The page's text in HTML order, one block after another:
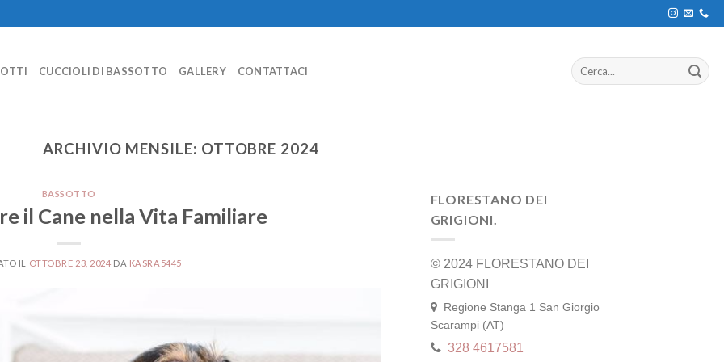
CUCCIOLI DI BASSOTTO GALLERY CONTATTACI
ARCHIVIO MENSILE: OTTOBRE 2024
BASSOTTO
il Cane nella Vita Familiare
IL OTTOBRE 23, 2024 DA KASRA5445
FLORESTANO DEI
GRIGIONI.
© 2024 FLORESTANO DEI
GRIGIONI
Regione Stanga 1 San Giorgio
Scarampi (AT)
328 4617581